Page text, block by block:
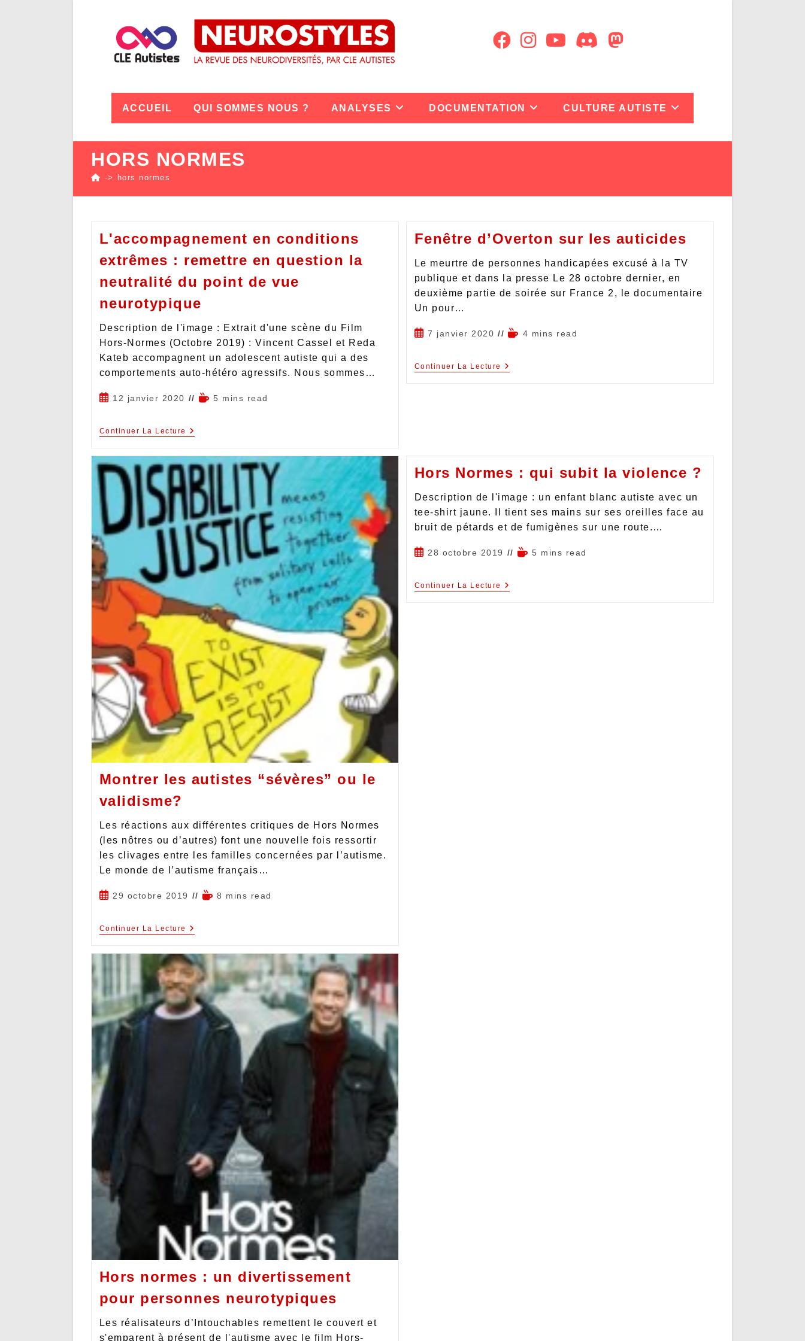
ACCUEIL QUI SOMMES NOUS ? ANALYSES DOCUMENTATION CULTURE AUTISTE
HORS NORMES
-> hors normes
L'accompagnement en conditions
extrêmes : remettre en question la
neutralité du point de vue
neurotypique
Description de l'image : Extrait d'une scène du Film
Hors-Normes (Octobre 2019) : Vincent Cassel et Reda
Kateb accompagnent un adolescent autiste qui a des
comportements auto-hétéro agressifs. Nous sommes…
12 janvier 2020 5 mins read
Continuer La Lecture
Fenêtre d’Overton sur les auticides
Le meurtre de personnes handicapées excusé à la TV
publique et dans la presse Le 28 octobre dernier, en
deuxième partie de soirée sur France 2, le documentaire
Un pour…
7 janvier 2020 4 mins read
Continuer La Lecture
Montrer les autistes “sévères” ou le
validisme?
Les réactions aux différentes critiques de Hors Normes
(les nôtres ou d’autres) font une nouvelle fois ressortir
les clivages entre les familles concernées par l’autisme.
Le monde de l’autisme français…
29 octobre 2019 8 mins read
Continuer La Lecture
Hors Normes : qui subit la violence ?
Description de l'image : un enfant blanc autiste avec un
tee-shirt jaune. Il tient ses mains sur ses oreilles face au
bruit de pétards et de fumigènes sur une route.…
28 octobre 2019 5 mins read
Continuer La Lecture
Hors normes : un divertissement
pour personnes neurotypiques
Les réalisateurs d’Intouchables remettent le couvert et
s'emparent à présent de l'autisme avec le film Hors-